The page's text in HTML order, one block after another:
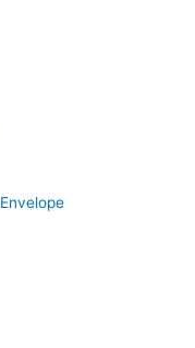
Envelope